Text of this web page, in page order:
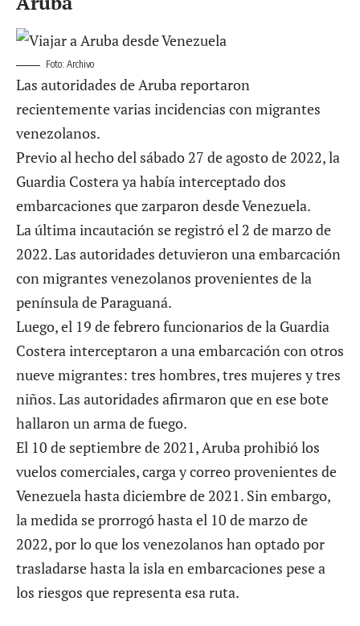
Foto: Archivo
Las autoridades de Aruba reportaron
recientemente varias incidencias con migrantes
venezolanos.
Previo al hecho del sábado 27 de agosto de 2022, la
Guardia Costera ya había interceptado dos
embarcaciones que zarparon desde Venezuela.
La última incautación se registró el 2 de marzo de
2022.Las autoridades detuvieron una embarcación
con migrantes venezolanos provenientes de la
península de Paraguaná.
Luego, el 19 de febrero funcionarios de la Guardia
Costera interceptaron a una embarcación con otros
nueve migrantes: tres hombres, tres mujeres y tres
niños. Las autoridades afirmaron que en ese bote
hallaron un arma de fuego.
El 10 de septiembre de 2021, Aruba prohibió los
vuelos comerciales, carga y correo provenientes de
Venezuela hasta diciembre de 2021. Sin embargo,
la medida se prorrogó hasta el 10 de marzo de
2022, por lo que los venezolanos han optado por
trasladarse hasta la isla en embarcaciones pese a
los riesgos que representa esa ruta.